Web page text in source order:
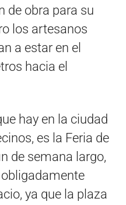
de obra para su
los artesanos
a estar en el
hacia el
hay en la ciudad
es la Feria de
de semana largo,
ya que la plaza